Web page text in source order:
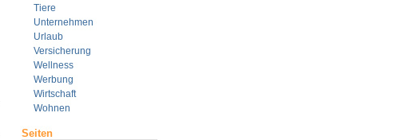
Tiere
Unternehmen
Urlaub
Versicherung
Wellness
Werbung
Wirtschaft
Wohnen
Seiten